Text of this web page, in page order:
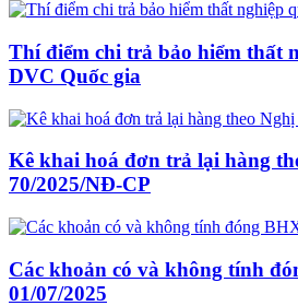
Thí điểm chi trả bảo hiểm thất
DVC Quốc gia
Kê khai hoá đơn trả lại hàng
70/2025/NĐ-CP
Các khoản có và không tính
01/07/2025